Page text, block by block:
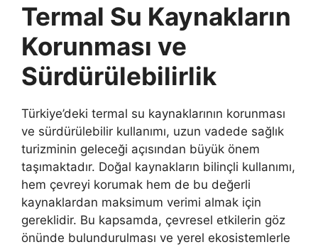
Termal Su Kaynakların
Korunması ve
Sürdürülebilirlik
Türkiye’deki termal su kaynaklarının korunması
ve sürdürülebilir kullanımı, uzun vadede sağlık
turizminin geleceği açısından büyük önem
taşımaktadır. Doğal kaynakların bilinçli kullanımı,
hem çevreyi korumak hem de bu değerli
kaynaklardan maksimum verimi almak için
gereklidir. Bu kapsamda, çevresel etkilerin göz
önünde bulundurulması ve yerel ekosistemlerle